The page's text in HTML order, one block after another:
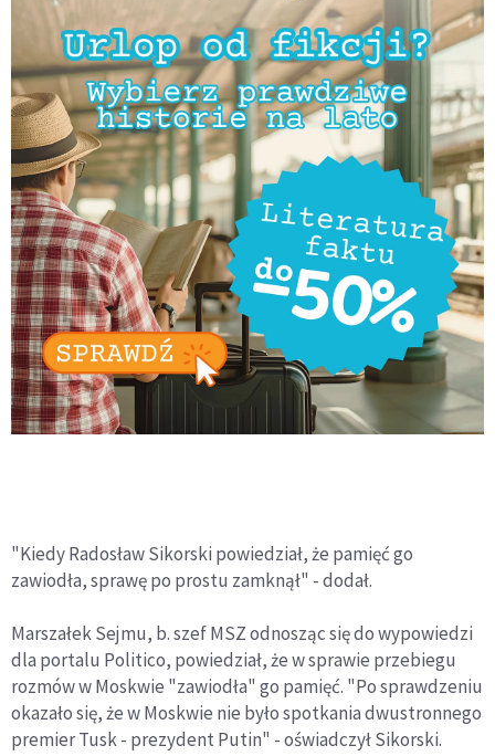
"Kiedy Radosław Sikorski powiedział, że pamięć go
zawiodła, sprawę po prostu zamknął" - dodał.
Marszałek Sejmu, b. szef MSZ odnosząc się do wypowiedzi
dla portalu Politico, powiedział, że w sprawie przebiegu
rozmów w Moskwie "zawiodła" go pamięć. "Po sprawdzeniu
okazało się, że w Moskwie nie było spotkania dwustronnego
premier Tusk - prezydent Putin" - oświadczył Sikorski.